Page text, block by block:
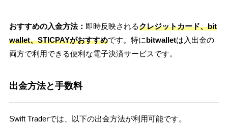
おすすめの入金方法： 即時反映されるクレジットカード、bit
wallet、STICPAYがおすすめです。特にbitwalletは入出金の
両方で利用できる便利な電子決済サービスです。
出金方法と手数料
Swift Traderでは、以下の出金方法が利用可能です。